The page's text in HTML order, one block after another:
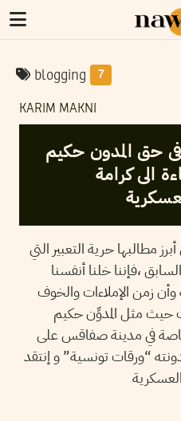
blogging 7
KARIM MAKNI
حق المدون حكيم
الى كرامة
مطالبها حرية التعبير التي
،فإننا خلنا أنفسنا
وأن زمن الإملاءات والخوف
حيث مثل المدوِّن حكيم
في مدينة صفاقس على
“ورقات تونسية” و إنتقد